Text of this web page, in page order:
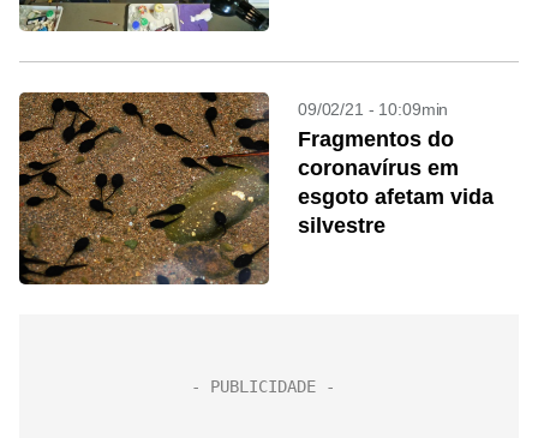
09/02/21 - 10:09min
Fragmentos do
coronavírus em
esgoto afetam vida
silvestre